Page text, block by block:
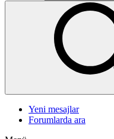
Yeni mesajlar
Forumlarda ara